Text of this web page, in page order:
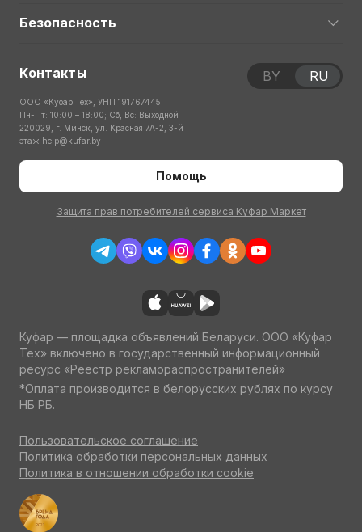
Безопасность
Контакты
ООО «Куфар Тех», УНП 191767445
Пн-Пт: 10:00 – 18:00; Сб, Вс: Выходной
220029, г. Минск, ул. Красная 7А-2, 3-й
этаж help@kufar.by
Помощь
Защита прав потребителей сервиса Куфар Маркет
BY RU
Куфар — площадка объявлений Беларуси. ООО «Куфар
Тех» включено в государственный информационный
ресурс «Реестр рекламораспространителей»
*Оплата производится в белорусских рублях по курсу
НБ РБ.
Пользовательское соглашение
Политика обработки персональных данных
Политика в отношении обработки cookie